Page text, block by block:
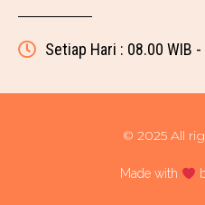
Setiap Hari : 08.00 WIB -
© 2025 All
Made with